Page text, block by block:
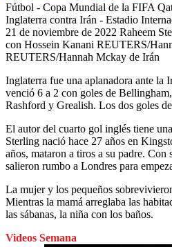
Fútbol - Copa Mundial de la FIFA
Inglaterra contra Irán - Estadio
21 de noviembre de 2022 Raheem
con Hossein Kanani REUTERS/
REUTERS/Hannah Mckay de Irán
Inglaterra fue una aplanadora ante la
venció 6 a 2 con goles de
Rashford y Grealish. Los dos goles
El autor del cuarto gol inglés tiene
Sterling nació hace 27 años en
años, mataron a tiros a su padre. Con
salieron rumbo a Londres para
La mujer y los pequeños
Mientras la mamá arreglaba las
las sábanas, la niña con los baños.
Videos Semana